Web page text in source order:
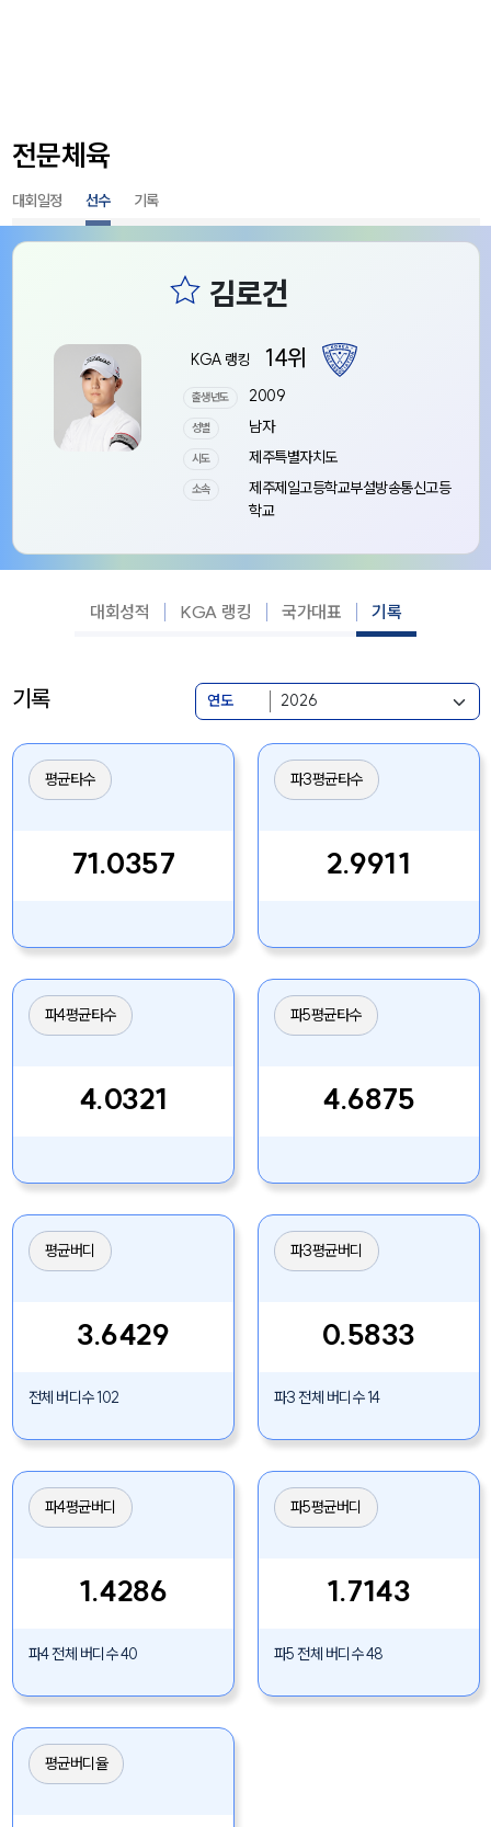
전문체육
대회일정 선수 기록
KGA 랭킹 14위
출생년도 2009
성별 남자
시도 제주특별자치도
소속
제주제일고등학교부설방송통신고등
학교
대회성적 KGA 랭킹 국가대표 기록
기록 연도
평균타수
71.0357
파3평균타수
2.9911
파4평균타수
4.0321
파5평균타수
4.6875
평균버디
3.6429
전체 버디수 102
파3평균버디
0.5833
파3 전체 버디수 14
파4평균버디
1.4286
파4 전체 버디수 40
파5평균버디
1.7143
파5 전체 버디수 48
평균버디율